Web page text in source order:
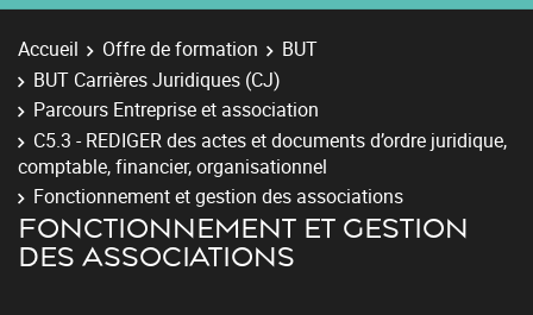
Accueil Offre de formation
BUT
BUT Carrières Juridiques (CJ)
Parcours Entreprise et association
C5.3 - REDIGER des actes et documents d’ordre juridique,
comptable, financier, organisationnel
Fonctionnement et gestion des associations
FONCTIONNEMENT ET GESTION
DES ASSOCIATIONS